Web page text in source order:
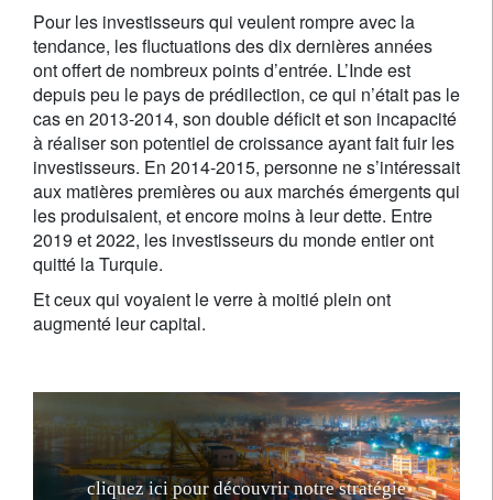
Pour les investisseurs qui veulent rompre avec la
tendance, les fluctuations des dix dernières années
ont offert de nombreux points d’entrée. L’Inde est
depuis peu le pays de prédilection, ce qui n’était pas le
cas en 2013-2014, son double déficit et son incapacité
à réaliser son potentiel de croissance ayant fait fuir les
investisseurs. En 2014-2015, personne ne s’intéressait
aux matières premières ou aux marchés émergents qui
les produisaient, et encore moins à leur dette. Entre
2019 et 2022, les investisseurs du monde entier ont
quitté la Turquie.
Et ceux qui voyaient le verre à moitié plein ont
augmenté leur capital.
cliquez ici pour découvrir notre stratégie